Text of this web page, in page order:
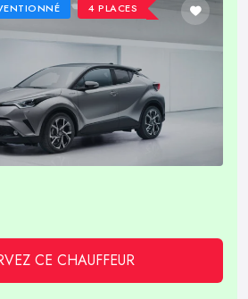
4 PLACES
CE CHAUFFEUR